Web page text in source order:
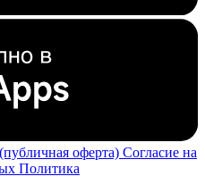
оферта) Согласие на
Политика